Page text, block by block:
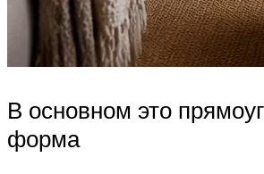
В основном это
форма